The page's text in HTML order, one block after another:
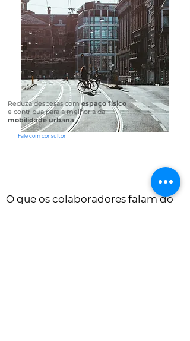
Reduza despesas comespaço físico
e contribua para a melhoria da
mobilidade urbana .
Fale com consultor
O que os colaboradores falam do